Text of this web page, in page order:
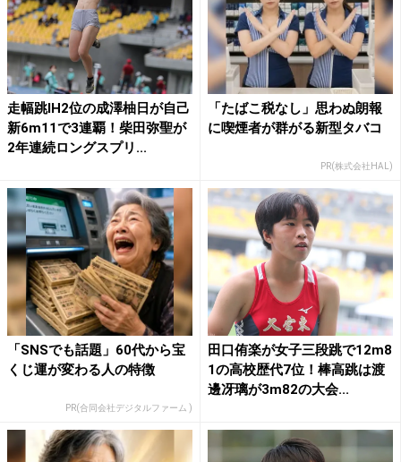
走幅跳IH2位の成澤柚日が自己
新6m11で3連覇！柴田弥聖が
2年連続ロングスプリ...
「たばこ税なし」思わぬ朗報
に喫煙者が群がる新型タバコ
PR(株式会社HAL)
「SNSでも話題」60代から宝
くじ運が変わる人の特徴
PR(合同会社デジタルファーム )
田口侑楽が女子三段跳で12m8
1の高校歴代7位！棒高跳は渡
邊冴璃が3m82の大会...